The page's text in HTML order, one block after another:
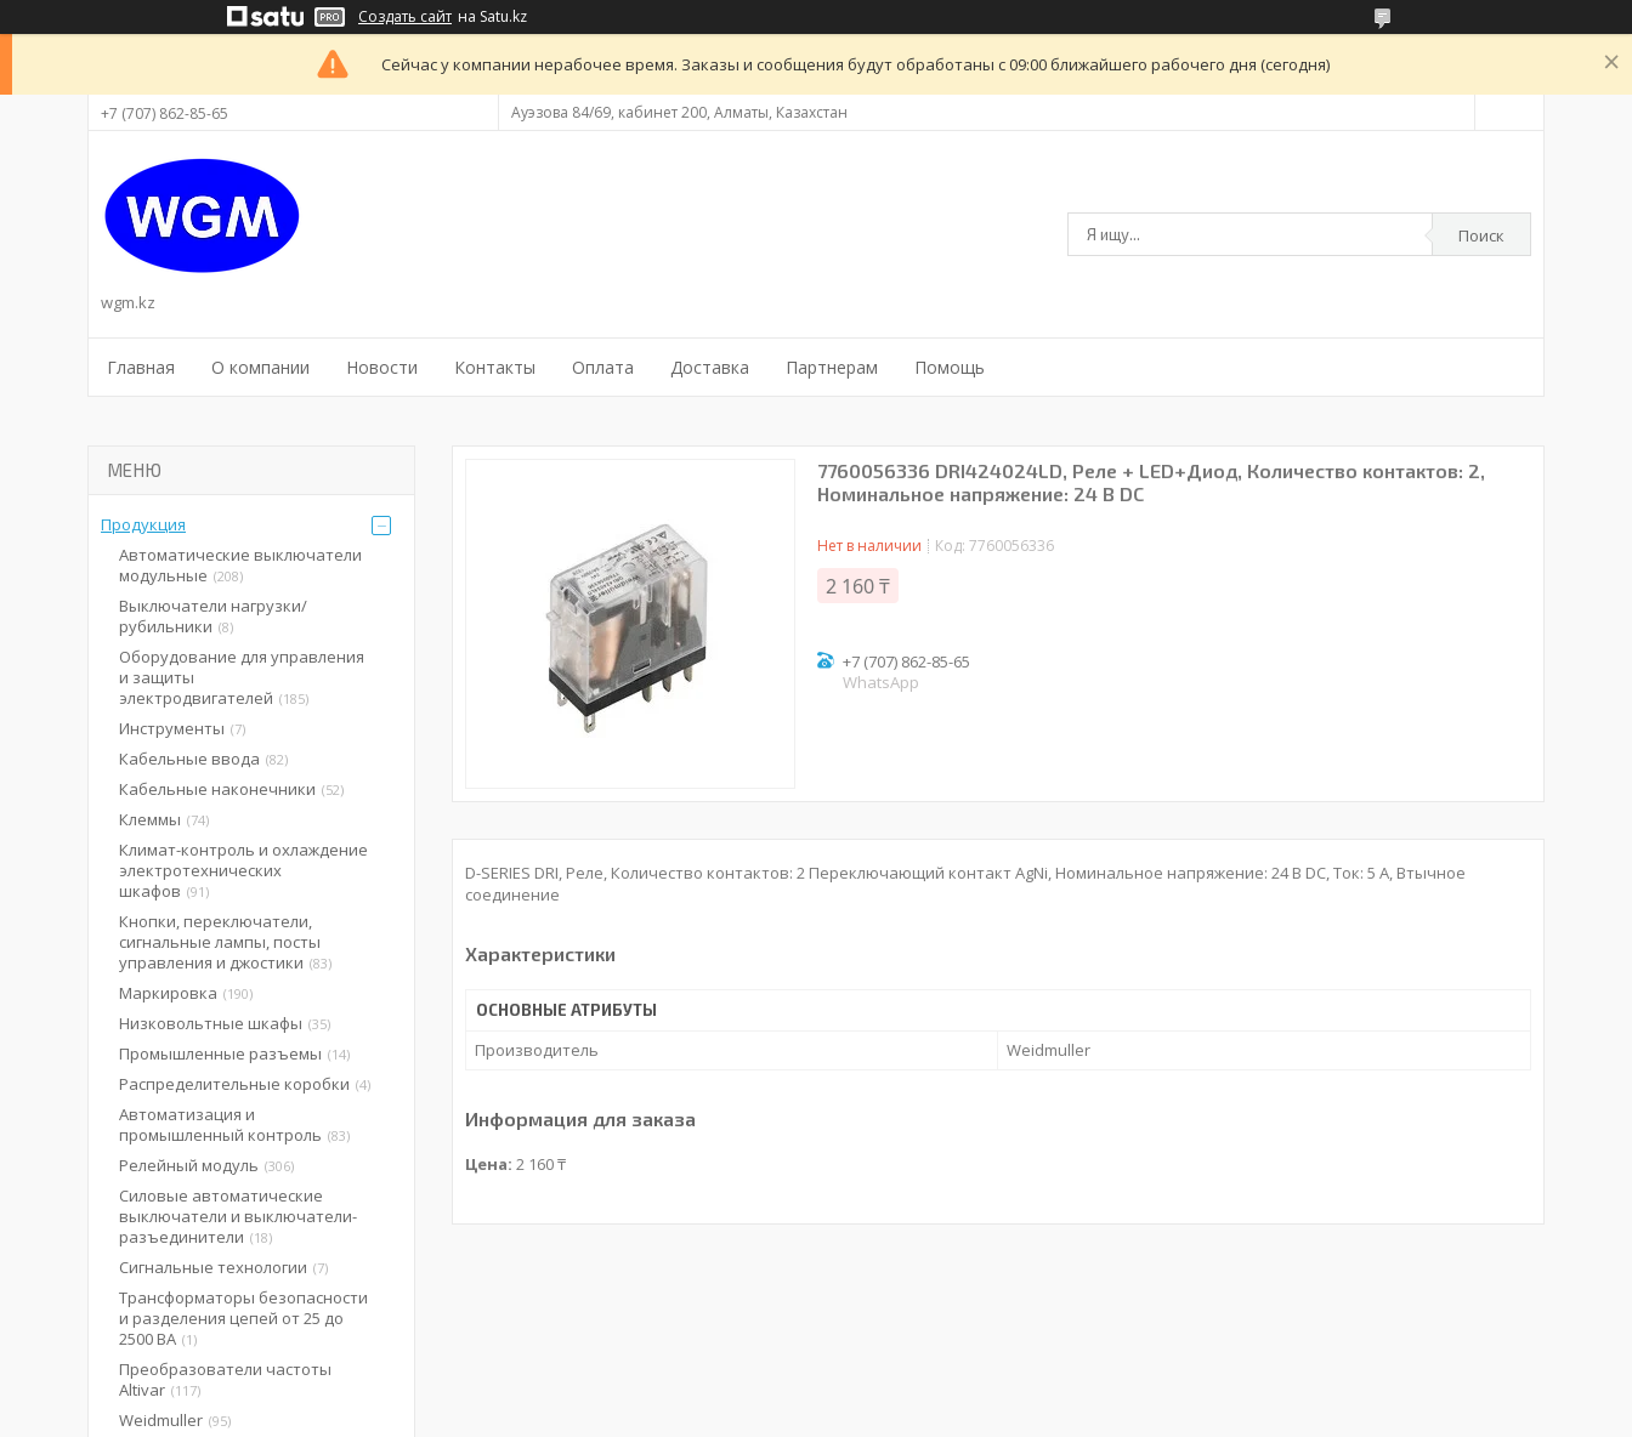
Создать сайт на Satu.kz
Сейчас у компании нерабочее время. Заказы и сообщения будут обработаны с 09:00 ближайшего рабочего дня (сегодня)
+7 (707) 862-85-65 Ауэзова 84/69, кабинет 200, Алматы, Казахстан
wgm.kz
Поиск
Главная О компании Новости Контакты Оплата Доставка Партнерам Помощь
7760056336 DRI424024LD, Реле + LED+Диод, Количество контактов: 2,
Номинальное напряжение: 24 В DC
Нет в наличии Код: 7760056336
2 160 ₸
+7 (707) 862-85-65
WhatsApp
D-SERIES DRI, Реле, Количество контактов: 2 Переключающий контакт AgNi, Номинальное напряжение: 24 В DC, Ток: 5 A, Втычное
соединение
Характеристики
ОСНОВНЫЕ АТРИБУТЫ
Производитель Weidmuller
Информация для заказа
Цена: 2 160 ₸
Продукция
Автоматические выключатели
модульные 208
Выключатели нагрузки/
рубильники 8
Оборудование для управления
и защиты
электродвигателей
185
Инструменты 7
Кабельные ввода 82
Кабельные наконечники 52
Клеммы 74
Климат-контроль и охлаждение
электротехнических
шкафов 91
Кнопки, переключатели,
сигнальные лампы, посты
управления и джостики 83
Маркировка 190
Низковольтные шкафы 35
Промышленные разъемы 14
Распределительные коробки 4
Автоматизация и
промышленный контроль 83
Релейный модуль 306
Силовые автоматические
выключатели и выключатели-
разъединители
18
Сигнальные технологии 7
Трансформаторы безопасности
и разделения цепей от 25 до
2500 ВА 1
Преобразователи частоты
Altivar 117
Weidmuller 95